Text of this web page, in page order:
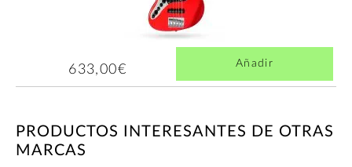
633,00€ Añadir
PRODUCTOS INTERESANTES DE OTRAS
MARCAS